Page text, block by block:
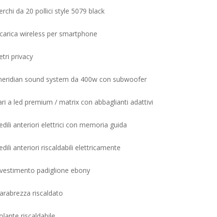
da 20 pollici style 5079 black
wireless per smartphone
privacy
sound system da 400w con subwoofer
a led premium / matrix con abbaglianti adattivi
anteriori elettrici con memoria guida
anteriori riscaldabili elettricamente
padiglione ebony
riscaldato